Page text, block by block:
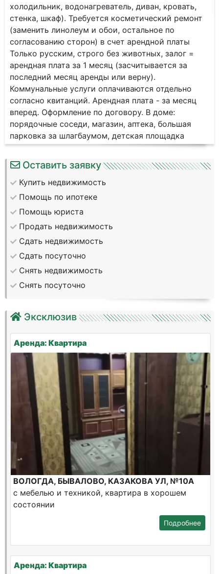
холодильник, водонагреватель, диван, кровать,
стенка, шкаф). Требуется косметический ремонт
(заменить линолеум и обои, остальное по
согласованию сторон) в счет арендной платы
Только русским, строго без животных, залог =
арендная плата за 1 месяц (засчитывается за
последний месяц аренды или верну).
Коммунальные услуги оплачиваются отдельно
согласно квитанций. Арендная плата - за месяц
вперед. Оформление по договору. В доме:
порядочные соседи, магазин, аптека, большая
парковка за шлагбаумом, детская площадка
Оставить заявку
Купить недвижимость
Помощь по ипотеке
Помощь юриста
Продать недвижимость
Сдать недвижимость
Сдать посуточно
Снять недвижимость
Снять посуточно
Эксклюзив
Аренда: Квартира
ВОЛОГДА, БЫВАЛОВО, КАЗАКОВА УЛ, №10А
с мебелью и техникой, квартира в хорошем
состоянии
Подробнее
Аренда: Квартира